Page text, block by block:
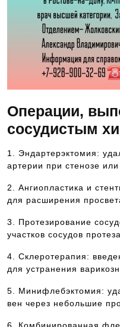
Операции,
сосудистым
1. Эндартерэктомия:
артерии при стенозе или
2. Ангиопластика и
для расширения
3. Протезирование
участков сосудов
4. Склеротерапия:
для устранения
5. Минифлебэктомия:
вен через небольшие
6. Комбинированная